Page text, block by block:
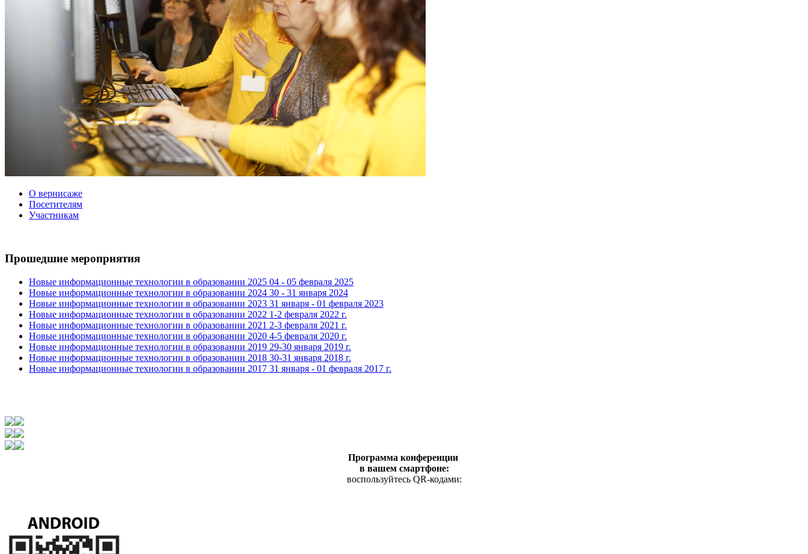
О вернисаже
Посетителям
Участникам
Прошедшие мероприятия
Новые информационные технологии в образовании 2025 04 - 05 февраля 2025
Новые информационные технологии в образовании 2024 30 - 31 января 2024
Новые информационные технологии в образовании 2023 31 января - 01 февраля 2023
Новые информационные технологии в образовании 2022 1-2 февраля 2022 г.
Новые информационные технологии в образовании 2021 2-3 февраля 2021 г.
Новые информационные технологии в образовании 2020 4-5 февраля 2020 г.
Новые информационные технологии в образовании 2019 29-30 января 2019 г.
Новые информационные технологии в образовании 2018 30-31 января 2018 г.
Новые информационные технологии в образовании 2017 31 января - 01 февраля 2017 г.
Программа конференции
в вашем смартфоне:
воспользуйтесь QR-кодами: